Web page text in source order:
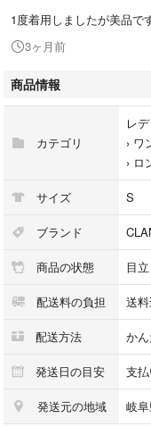
1度着用しましたが美品で
3ヶ月前
商品情報
カテゴリ
レ
› ワ
› ロ
サイズ S
ブランド
商品の状態 目
配送料の負担 送
配送方法 か
発送日の目安 支
発送元の地域 岐